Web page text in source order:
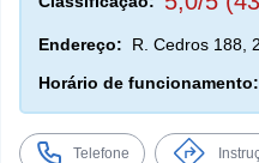
Endereço:
R. Cedros 188,
Horário de funcionamento:
Telefone